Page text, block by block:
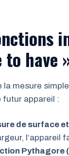
to have
la mesure
futur appareil :
de surface
l’appareil
Pythagore